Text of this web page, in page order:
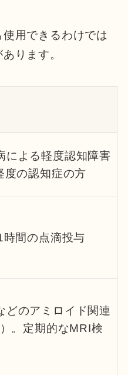
用できるわけでは
ります。
による軽度認知障害
度の認知症の方
間の点滴投与
どのアミロイド関連
。定期的なMRI検